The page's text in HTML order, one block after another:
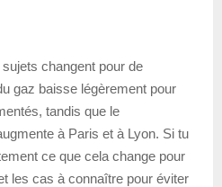
changent pour de
gaz baisse légèrement pour
tandis que le
à Paris et à Lyon. Si tu
ce que cela change pour
les cas à connaître pour éviter